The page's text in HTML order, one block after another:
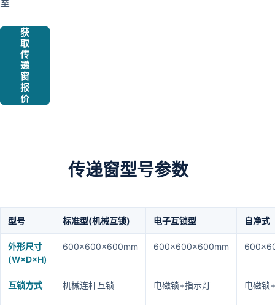
室
获
取
传
递
窗
报
价
传递窗型号参数
型号 标准型(机械互锁) 电子互锁型 自净式
外形尺寸
(W×D×H)
600×600×600mm 600×600×600mm
互锁方式 机械连杆互锁 电磁锁+指示灯 电磁锁